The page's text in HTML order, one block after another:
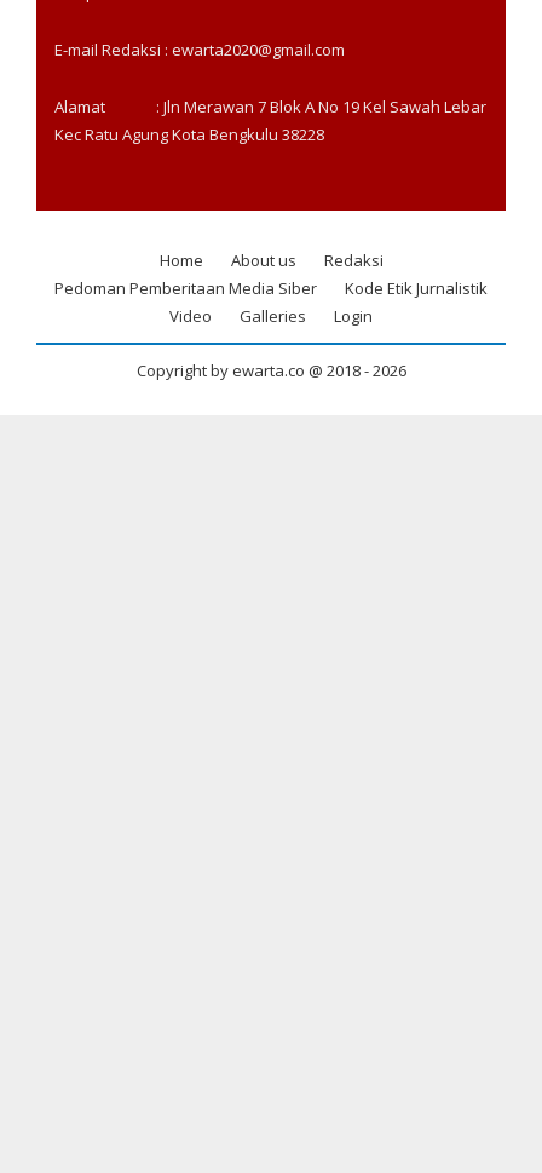
E-mail Redaksi : ewarta2020@gmail.com
Alamat : Jln Merawan 7 Blok A No 19 Kel Sawah Lebar
Kec Ratu Agung Kota Bengkulu 38228
Footer
Home About us
Redaksi
Pedoman Pemberitaan Media Siber
Kode Etik Jurnalistik
Video
Galleries Login
Copyright by ewarta.co @ 2018 -2026